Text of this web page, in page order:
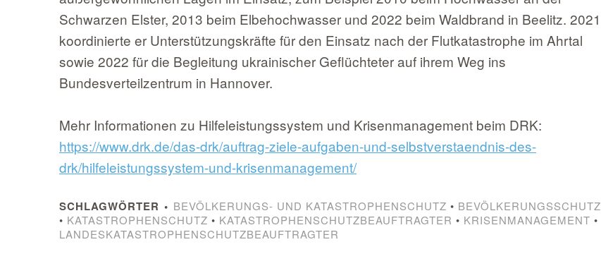
Schwarzen Elster, 2013 beim Elbehochwasser und 2022 beim Waldbrand in Beelitz. 2021
koordinierte er Unterstützungskräfte für den Einsatz nach der Flutkatastrophe im Ahrtal
sowie 2022 für die Begleitung ukrainischer Geflüchteter auf ihrem Weg ins
Bundesverteilzentrum in Hannover.
Mehr Informationen zu Hilfeleistungssystem und Krisenmanagement beim DRK:
https://www.drk.de/das-drk/auftrag-ziele-aufgaben-und-selbstverstaendnis-des-
drk/hilfeleistungssystem-und-krisenmanagement/
SCHLAGWÖRTER BEVÖLKERUNGS- UND KATASTROPHENSCHUTZ • BEVÖLKERUNGSSCHUTZ
• KATASTROPHENSCHUTZ • KATASTROPHENSCHUTZBEAUFTRAGTER • KRISENMANAGEMENT •
LANDESKATASTROPHENSCHUTZBEAUFTRAGTER